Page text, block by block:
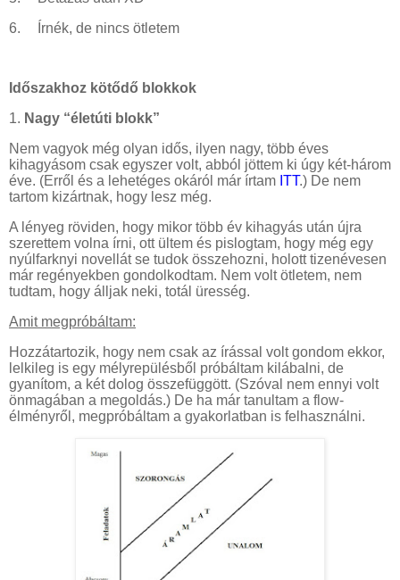
6.
Írnék, de nincs ötletem
Időszakhoz kötődő blokkok
1. Nagy “életúti blokk”
Nem vagyok még olyan idős, ilyen nagy, több éves
kihagyásom csak egyszer volt, abból jöttem ki úgy két-három
éve. (Erről és a lehetéges okáról már írtam ITT.) De nem
tartom kizártnak, hogy lesz még.
A lényeg röviden, hogy mikor több év kihagyás után újra
szerettem volna írni, ott ültem és pislogtam, hogy még egy
nyúlfarknyi novellát se tudok összehozni, holott tizenévesen
már regényekben gondolkodtam. Nem volt ötletem, nem
tudtam, hogy álljak neki, totál üresség.
Amit megpróbáltam:
Hozzátartozik, hogy nem csak az írással volt gondom ekkor,
lelkileg is egy mélyrepülésből próbáltam kilábalni, de
gyanítom, a két dolog összefüggött. (Szóval nem ennyi volt
önmagában a megoldás.) De ha már tanultam a flow-
élményről, megpróbáltam a gyakorlatban is felhasználni.